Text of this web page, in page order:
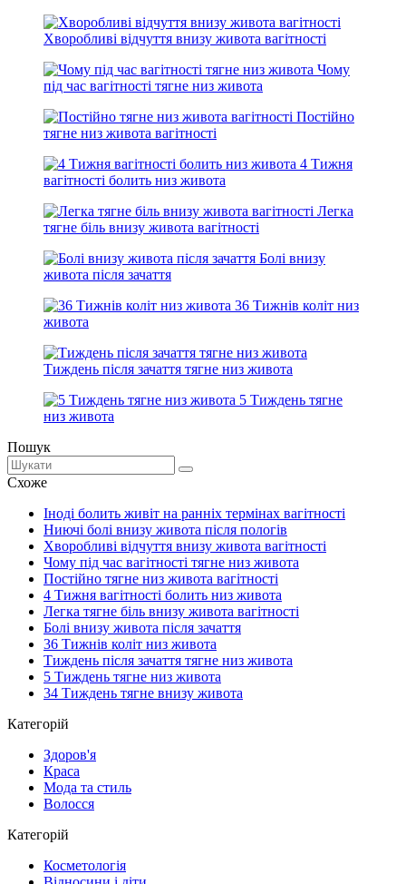
Хворобливі відчуття внизу живота вагітності
Чому
під час вагітності тягне низ живота
Постійно
тягне низ живота вагітності
4 Тижня
вагітності болить низ живота
Легка
тягне біль внизу живота вагітності
Болі внизу
живота після зачаття
36 Тижнів коліт низ
живота
Тиждень після зачаття тягне низ живота
5 Тиждень тягне
низ живота
Пошук
Схоже
Іноді болить живіт на ранніх термінах вагітності
Ниючі болі внизу живота після пологів
Хворобливі відчуття внизу живота вагітності
Чому під час вагітності тягне низ живота
Постійно тягне низ живота вагітності
4 Тижня вагітності болить низ живота
Легка тягне біль внизу живота вагітності
Болі внизу живота після зачаття
36 Тижнів коліт низ живота
Тиждень після зачаття тягне низ живота
5 Тиждень тягне низ живота
34 Тиждень тягне внизу живота
Категорій
Здоров'я
Краса
Мода та стиль
Волосся
Категорій
Косметологія